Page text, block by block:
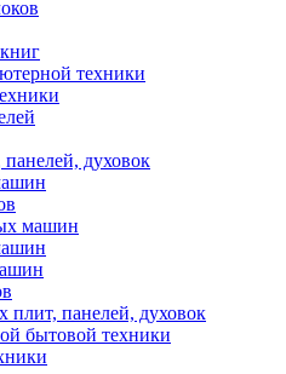
техники
духовок
машин
плит, панелей, духовок
бытовой техники